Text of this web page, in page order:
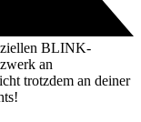
BLINK-
an
trotzdem an deiner